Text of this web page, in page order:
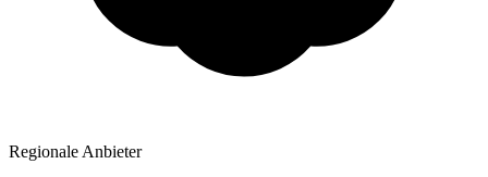
Regionale Anbieter